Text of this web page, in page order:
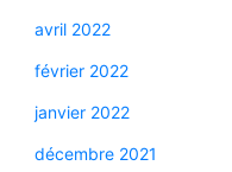
avril 2022
février 2022
janvier 2022
décembre 2021